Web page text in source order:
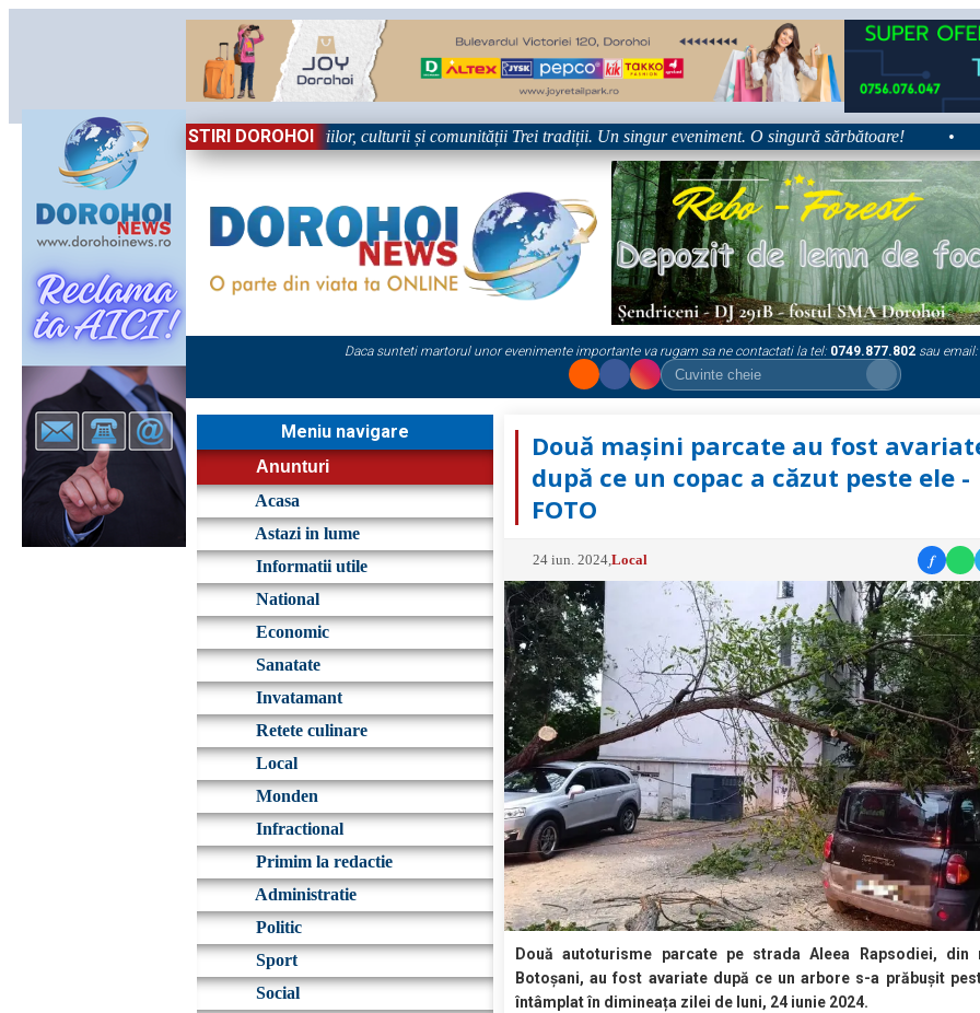
STIRI DOROHOI
Sărbătoare!” – trei zile dedicate tradițiilor, culturii și comunității Trei tradiții. Un singur eveniment. O singură sărbătoare! •
Daca sunteti martorul unor evenimente importante va rugam sa ne contactati la tel: 0749.877.802 sau email:
Meniu navigare
Anunturi
Acasa
Astazi in lume
Informatii utile
National
Economic
Sanatate
Invatamant
Retete culinare
Local
Monden
Infractional
Primim la redactie
Administratie
Politic
Sport
Social
Două mașini parcate au fost
după ce un copac a căzut peste ele -
FOTO
24 iun. 2024 ,Local f
Două autoturisme parcate pe strada Aleea Rapsodiei, din
Botoșani, au fost avariate după ce un arbore s-a prăbușit
întâmplat în dimineața zilei de luni, 24 iunie 2024.